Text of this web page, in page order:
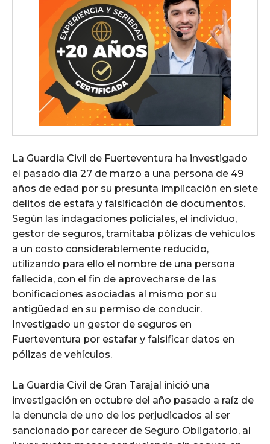
La Guardia Civil de Fuerteventura ha investigado
el pasado día 27 de marzo a una persona de 49
años de edad por su presunta implicación en siete
delitos de estafa y falsificación de documentos.
Según las indagaciones policiales, el individuo,
gestor de seguros, tramitaba pólizas de vehículos
a un costo considerablemente reducido,
utilizando para ello el nombre de una persona
fallecida, con el fin de aprovecharse de las
bonificaciones asociadas al mismo por su
antigüedad en su permiso de conducir.
Investigado un gestor de seguros en
Fuerteventura por estafar y falsificar datos en
pólizas de vehículos.
La Guardia Civil de Gran Tarajal inició una
investigación en octubre del año pasado a raíz de
la denuncia de uno de los perjudicados al ser
sancionado por carecer de Seguro Obligatorio, al